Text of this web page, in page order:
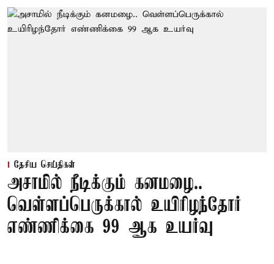
தேசிய செய்திகள்
அசாமில் நீடிக்கும் கனமழை..
வெள்ளப்பெருக்கால் உயிரிழந்தோர்
எண்ணிக்கை 99 ஆக உயர்வு